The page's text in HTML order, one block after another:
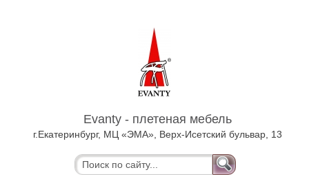
Evanty - плетеная мебель
г.Екатеринбург, МЦ «ЭМА», Верх-Исетский бульвар, 13